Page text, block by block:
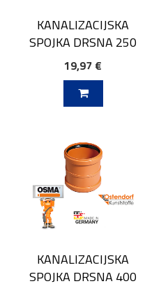
KANALIZACIJSKA
SPOJKA DRSNA 250
19,97 €
KANALIZACIJSKA
SPOJKA DRSNA 400